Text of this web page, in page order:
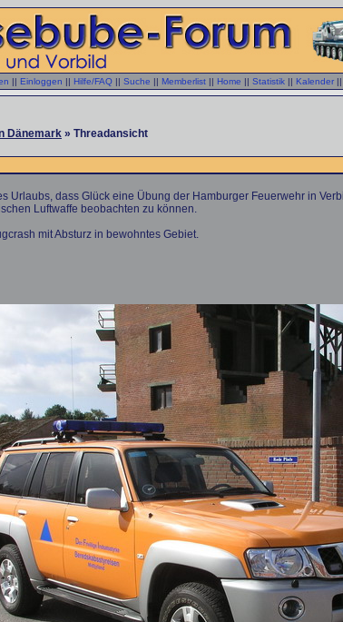
|| Einloggen || Hilfe/FAQ || Suche || Memberlist || Home || Statistik || Kalender ||
Dänemark » Threadansicht
Urlaubs, dass Glück eine Übung der Hamburger Feuerwehr in
Luftwaffe beobachten zu können.
mit Absturz in bewohntes Gebiet.